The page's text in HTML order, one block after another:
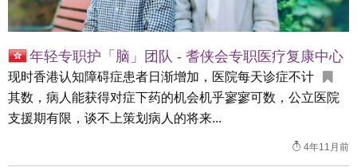
年轻专职护「脑」团队 - 耆侠会专职医疗复康中心
现时香港认知障碍症患者日渐增加，医院每天诊症不计
其数，病人能获得对症下药的机会机乎寥寥可数，公立医院
支援期有限，谈不上策划病人的将来...
4年11月前